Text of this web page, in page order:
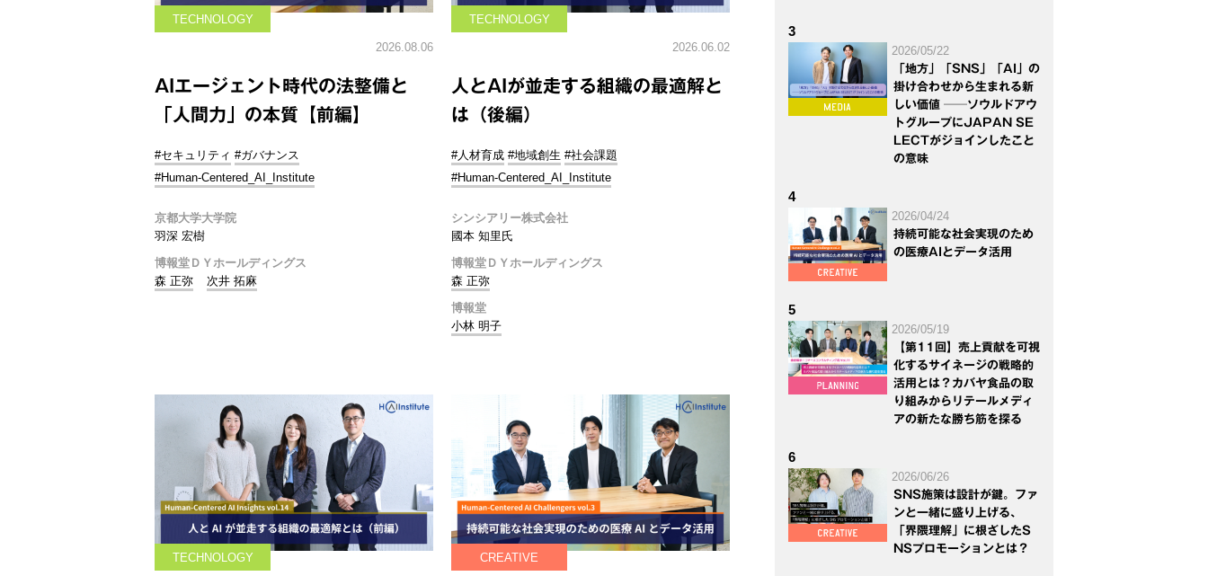
TECHNOLOGY
2026.08.06
AIエージェント時代の法整備と
「人間力」の本質【前編】
#セキュリティ #ガバナンス
#Human-Centered_AI_Institute
京都大学大学院
羽深 宏樹
博報堂ＤＹホールディングス
森 正弥
次井 拓麻
TECHNOLOGY
2026.06.02
人とAIが並走する組織の最適解と
は（後編）
#人材育成 #地域創生 #社会課題
#Human-Centered_AI_Institute
シンシアリー株式会社
國本 知里氏
博報堂ＤＹホールディングス
森 正弥
博報堂
小林 明子
TECHNOLOGY CREATIVE
3
2026/05/22
「地方」「SNS」「AI」の
掛け合わせから生まれる新
しい価値 ──ソウルドアウ
トグループにJAPAN SE
LECTがジョインしたこと
の意味
4
2026/04/24
持続可能な社会実現のため
の医療AIとデータ活用
5
2026/05/19
【第11回】売上貢献を可視
化するサイネージの戦略的
活用とは？カバヤ食品の取
り組みからリテールメディ
アの新たな勝ち筋を探る
6
2026/06/26
SNS施策は設計が鍵。ファ
ンと一緒に盛り上げる、
「界隈理解」に根ざしたS
NSプロモーションとは？